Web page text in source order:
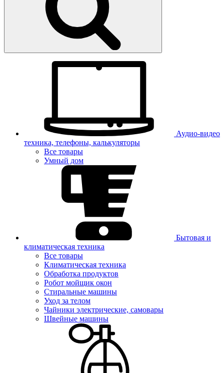
Аудио-видео
техника, телефоны, калькуляторы
Все товары
Умный дом
Бытовая и
климатическая техника
Все товары
Климатическая техника
Обработка продуктов
Робот мойщик окон
Стиральные машины
Уход за телом
Чайники электрические, самовары
Швейные машины